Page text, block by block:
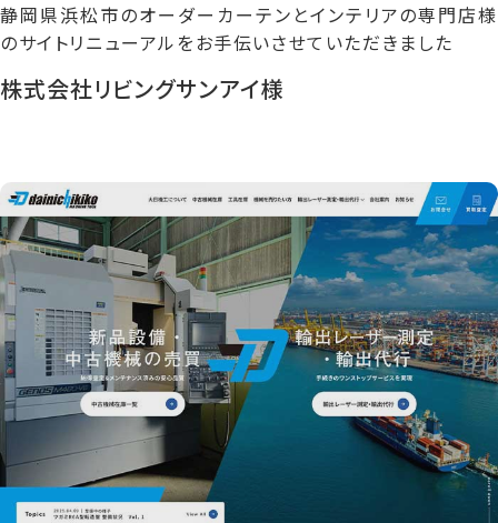
静岡県浜松市のオーダーカーテンとインテリアの専門店様
のサイトリニューアルをお手伝いさせていただきました
株式会社リビングサンアイ様